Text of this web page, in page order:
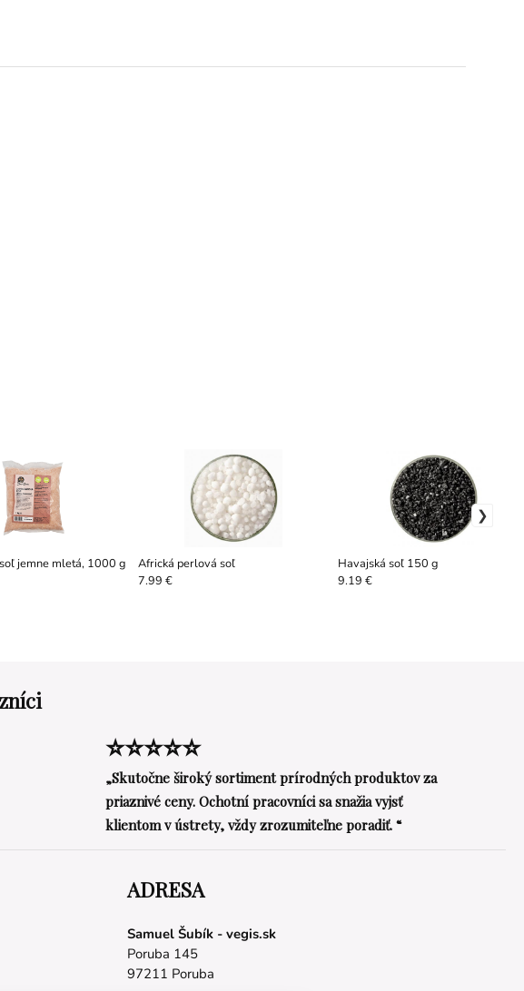
jemne mletá, 1000 g
Africká perlová soľ
7.99 €
Havajská soľ 150 g
9.19 €
⭐⭐⭐⭐⭐
„Skutočne široký sortiment prírodných produktov za
priaznivé ceny. Ochotní pracovníci sa snažia vyjsť
klientom v ústrety, vždy zrozumiteľne poradiť. “
ADRESA
Samuel Šubík - vegis.sk
Poruba 145
97211 Poruba